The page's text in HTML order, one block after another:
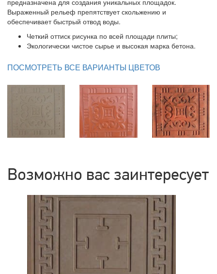
Выраженный рельеф препятствует скольжению и
обеспечивает быстрый отвод воды.
Четкий оттиск рисунка по всей площади плиты;
Экологически чистое сырье и высокая марка бетона.
ПОСМОТРЕТЬ ВСЕ ВАРИАНТЫ ЦВЕТОВ
Возможно вас заинтересует